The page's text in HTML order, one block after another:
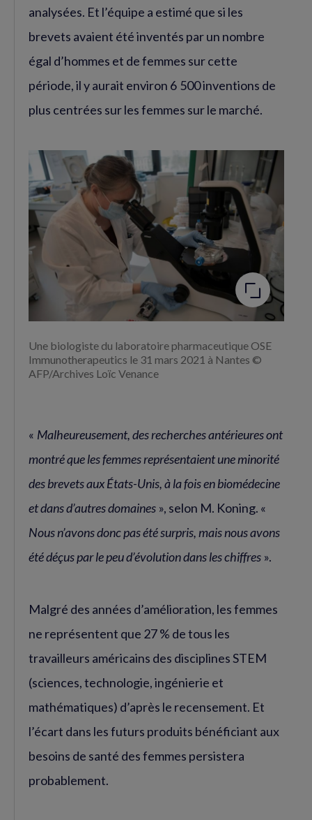
analysées. Et l’équipe a estimé que si les
brevets avaient été inventés par un nombre
égal d’hommes et de femmes sur cette
période, il y aurait environ 6 500 inventions de
plus centrées sur les femmes sur le marché.
Agrandir
l'image
Une biologiste du laboratoire pharmaceutique OSE
Immunotherapeutics le 31 mars 2021 à Nantes ©
AFP/Archives Loïc Venance
« Malheureusement, des recherches antérieures ont
montré que les femmes représentaient une minorité
des brevets aux États-Unis, à la fois en biomédecine
et dans d’autres domaines », selon M. Koning. «
Nous n’avons donc pas été surpris, mais nous avons
été déçus par le peu d’évolution dans les chiffres ».
Malgré des années d’amélioration, les femmes
ne représentent que 27 % de tous les
travailleurs américains des disciplines STEM
(sciences, technologie, ingénierie et
mathématiques) d’après le recensement. Et
l’écart dans les futurs produits bénéficiant aux
besoins de santé des femmes persistera
probablement.